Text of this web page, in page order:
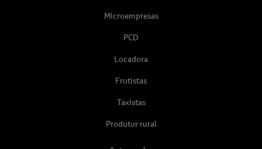
Microempresas
PCD
Locadora
Frotistas
Taxistas
Produtor rural